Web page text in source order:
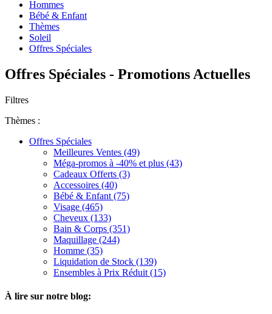
Hommes
Bébé & Enfant
Thèmes
Soleil
Offres Spéciales
Offres Spéciales - Promotions Actuelles
Filtres
Thèmes :
Offres Spéciales
Meilleures Ventes (49)
Méga-promos à -40% et plus (43)
Cadeaux Offerts (3)
Accessoires (40)
Bébé & Enfant (75)
Visage (465)
Cheveux (133)
Bain & Corps (351)
Maquillage (244)
Homme (35)
Liquidation de Stock (139)
Ensembles à Prix Réduit (15)
À lire sur notre blog: